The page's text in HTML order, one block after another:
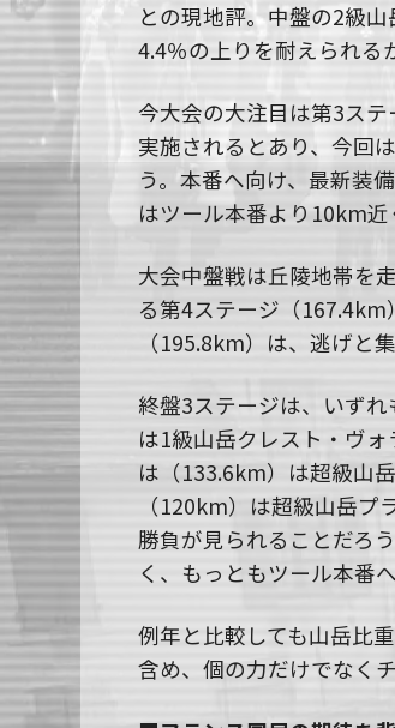
との現地評。中盤の2級
4.4％の上りを耐えられる
今大会の大注目は第3ス
実施されるとあり、今回
う。本番へ向け、最新装
はツール本番より10km近
大会中盤戦は丘陵地帯を
る第4ステージ（
（195.8km）は、逃げと
終盤3ステージは、いず
は1級山岳クレスト・ヴ
は（133.6km）は超級山
（120km）は超級山岳
勝負が見られることだろ
く、もっともツール本番
例年と比較しても山岳比
含め、個の力だけでなく